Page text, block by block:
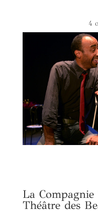
4
La
Théâtre des